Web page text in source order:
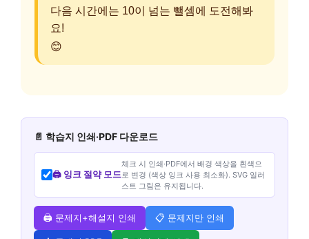
다음 시간에는 10이 넘는 뺄셈에 도전해봐
요!
😊
📄 학습지 인쇄·PDF 다운로드
🖨️ 잉크 절약 모드
체크 시 인쇄·PDF에서 배경 색상을 흰색으
로 변경 (색상 잉크 사용 최소화). SVG 일러
스트 그림은 유지됩니다.
🖨️ 문제지+해설지 인쇄 📋 문제지만 인쇄